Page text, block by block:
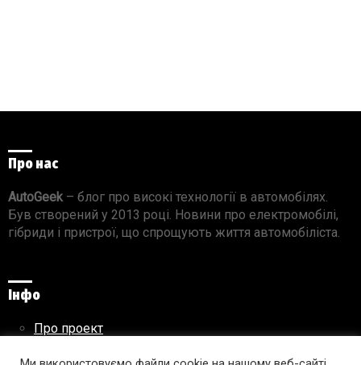
Про нас
AutoGeek– блог про високі технології в автомобілях.
Був створений у 2013 році. Новини про електромобілі,
гібриди і пристрої, що спрощують життя автомобіліста.
Інфо
Про проект